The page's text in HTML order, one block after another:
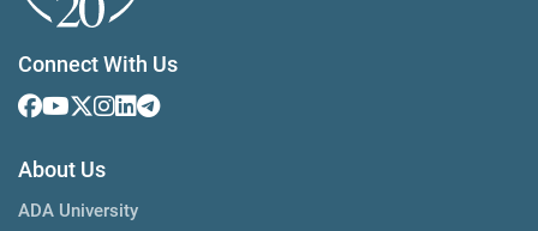
Connect With Us
About Us
ADA University